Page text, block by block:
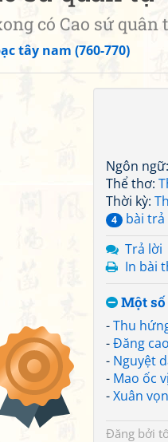
có Cao sứ
tây nam (760-770)
Ngôn ngữ:
Thể thơ:
Thời kỳ:
4 bài trả
Trả lời
In bài
Một
-Thu
-Đăng cao
- Nguyệt
- Mao ốc
-Xuân
Đăng bởi